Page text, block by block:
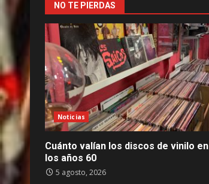
NO TE PIERDAS
Noticias
Cuánto valían los discos de vinilo en
los años 60
5 agosto, 2026